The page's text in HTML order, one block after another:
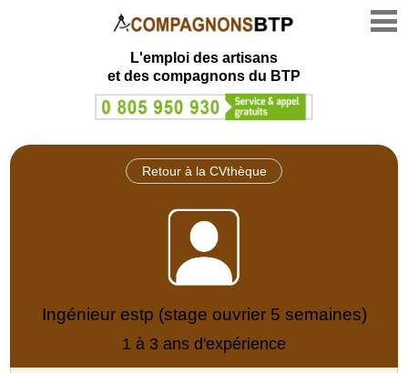
L'emploi des artisans
et des compagnons du BTP
Retour à la CVthèque
Ingénieur estp (stage ouvrier 5 semaines)
1 à 3 ans d'expérience